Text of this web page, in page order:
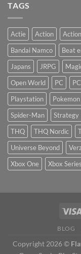
TAGS
Actie Action
Bandai Namco
Beat
Japans
JRPG
Open World
PC
Playstation
Pokemon
Spider-Man
Strategy
THQ
THQ Nordic
Universe Beyond
Xbox One
Xbox Series
BLOG
Copyright 2026 ©